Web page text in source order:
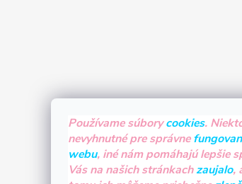
Používame súborycookies.
nevyhnutné pre správne
webu, iné nám pomáhajú lepšie
Vás na našich stránkachzaujalo,